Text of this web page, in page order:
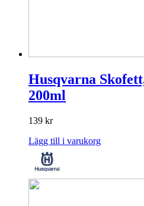
Husqvarna
200ml
139 kr
Lägg till i varukorg